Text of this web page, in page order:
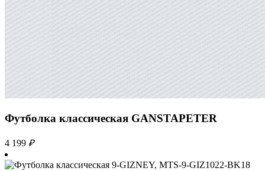
Футболка классическая GANSTAPETER
4 199 ₽